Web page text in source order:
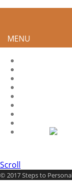
MENU
Scroll
© 2017 Steps to